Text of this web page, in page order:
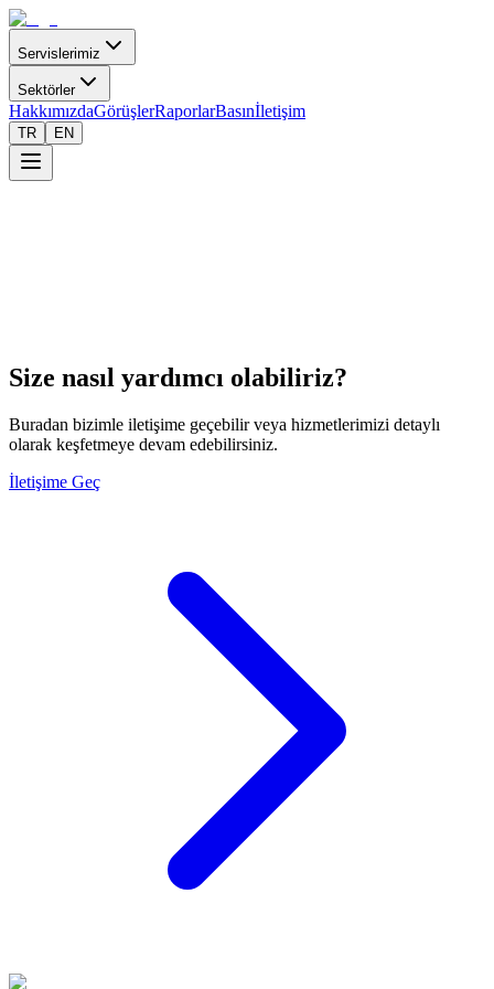
Servislerimiz
Sektörler
HakkımızdaGörüşlerRaporlarBasınİletişim
TR EN
Size nasıl yardımcı olabiliriz?
Buradan bizimle iletişime geçebilir veya hizmetlerimizi detaylı
olarak keşfetmeye devam edebilirsiniz.
İletişime Geç